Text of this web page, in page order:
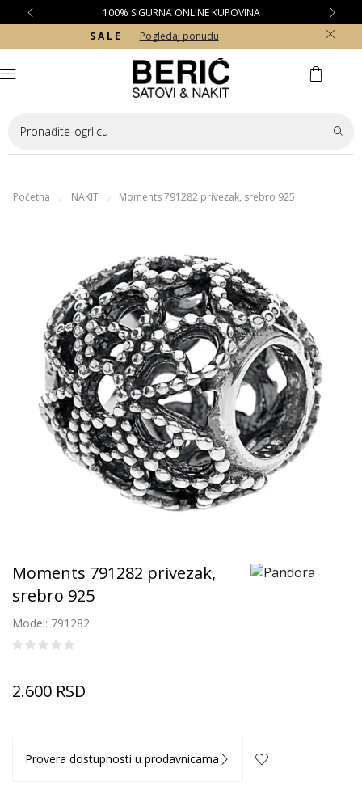
100% SIGURNA ONLINE KUPOVINA
S A L E
Pogledaj ponudu
Pronađite ogrlicu
Početna / NAKIT / Moments 791282 privezak, srebro 925
Moments 791282 privezak,
srebro 925
Model: 791282
2.600 RSD
Provera dostupnosti u prodavnicama